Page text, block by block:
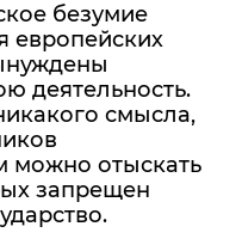
безумие
европейских
деятельность.
смысла,
можно отыскать
запрещен